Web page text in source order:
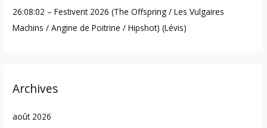
26:08:02 – Festivent 2026 (The Offspring / Les Vulgaires
Machins / Angine de Poitrine / Hipshot) (Lévis)
Archives
août 2026